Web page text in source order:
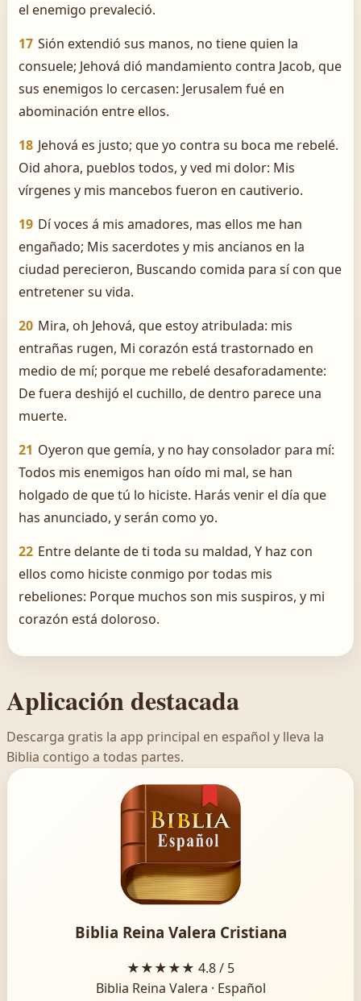
el enemigo prevaleció.
17 Sión extendió sus manos, no tiene quien la
consuele; Jehová dió mandamiento contra Jacob, que
sus enemigos lo cercasen: Jerusalem fué en
abominación entre ellos.
18 Jehová es justo; que yo contra su boca me rebelé.
Oid ahora, pueblos todos, y ved mi dolor: Mis
vírgenes y mis mancebos fueron en cautiverio.
19 Dí voces á mis amadores, mas ellos me han
engañado; Mis sacerdotes y mis ancianos en la
ciudad perecieron, Buscando comida para sí con que
entretener su vida.
20 Mira, oh Jehová, que estoy atribulada: mis
entrañas rugen, Mi corazón está trastornado en
medio de mí; porque me rebelé desaforadamente:
De fuera deshijó el cuchillo, de dentro parece una
muerte.
21 Oyeron que gemía, y no hay consolador para mí:
Todos mis enemigos han oído mi mal, se han
holgado de que tú lo hiciste. Harás venir el día que
has anunciado, y serán como yo.
22 Entre delante de ti toda su maldad, Y haz con
ellos como hiciste conmigo por todas mis
rebeliones: Porque muchos son mis suspiros, y mi
corazón está doloroso.
Aplicación destacada
Descarga gratis la app principal en español y lleva la
Biblia contigo a todas partes.
Biblia Reina Valera Cristiana
★★★★★ 4.8 / 5
Biblia Reina Valera · Español